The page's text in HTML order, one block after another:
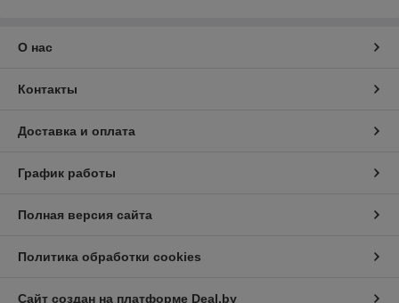
О нас
Контакты
Доставка и оплата
График работы
Полная версия сайта
Политика обработки cookies
Сайт создан на платформе Deal.by